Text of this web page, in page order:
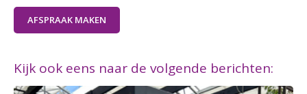
AFSPRAAK MAKEN
Kijk ook eens naar de volgende berichten: